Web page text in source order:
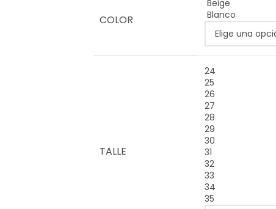
COLOR
Beige
Blanco
TALLE
24
25
26
27
28
29
30
31
32
33
34
35